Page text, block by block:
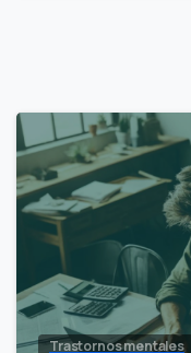
Trastornos mentales